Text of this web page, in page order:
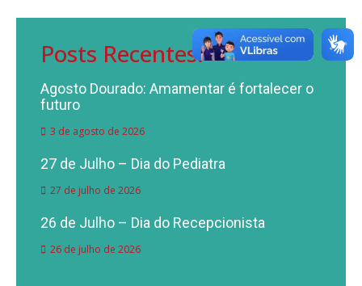
Posts Recentes:
Agosto Dourado: Amamentar é fortalecer o
futuro
3 de agosto de 2026
27 de Julho – Dia do Pediatra
27 de julho de 2026
26 de Julho – Dia do Recepcionista
26 de julho de 2026